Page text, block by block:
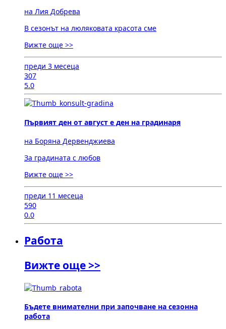
на Лия Добрева
В сезонът на люляковата красота сме
Вижте още >>
преди 3 месеца
307
5.0
Първият ден от август е ден на градинаря
на Боряна Дервенджиева
За градината с любов
Вижте още >>
преди 11 месеца
590
0.0
Работа
Вижте още >>
Бъдете внимателни при започване на сезонна
работа